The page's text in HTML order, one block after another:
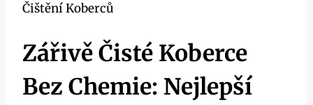
Čištění Koberců
Zářivě Čisté Koberce
Bez Chemie: Nejlepší